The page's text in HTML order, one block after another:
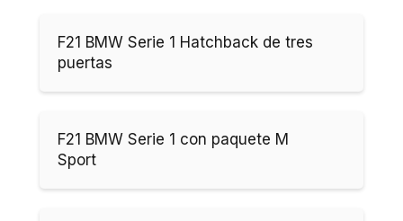
F21 BMW Serie 1 Hatchback de tres
puertas
F21 BMW Serie 1 con paquete M
Sport